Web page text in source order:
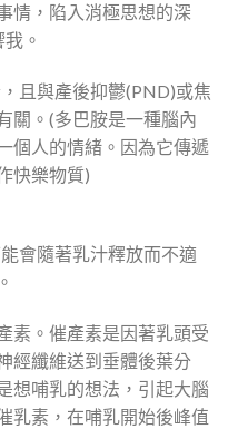
情，陷入消極思想的深
。
且與產後抑鬱(PND)或焦
關。(多巴胺是一種腦內
個人的情緒。因為它傳遞
快樂物質)
會隨著乳汁釋放而不適
素。催產素是因著乳頭受
經纖維送到垂體後葉分
想哺乳的想法，引起大腦
乳素，在哺乳開始後峰值